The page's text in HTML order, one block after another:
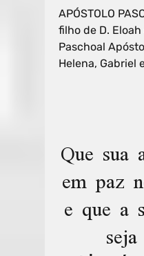
APÓSTOLO
filho de D.
Paschoal
Helena, Gabriel
Que sua
em paz
e que a